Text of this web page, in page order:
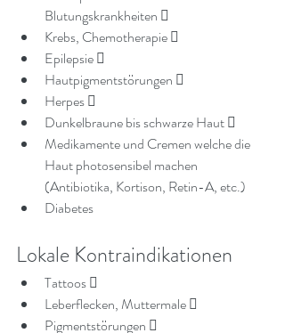
Blutungskrankheiten 
Krebs, Chemotherapie 
Epilepsie 
Hautpigmentstörungen 
Herpes 
Dunkelbraune bis schwarze Haut 
Medikamente und Cremen welche die
Haut photosensibel machen
(Antibiotika, Kortison, Retin-A, etc.)
Diabetes
Lokale Kontraindikationen
Tattoos 
Leberflecken, Muttermale 
Pigmentstörungen 